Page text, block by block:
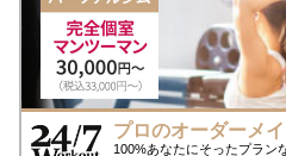
プロのオーダーメ
100%あなたにそったプラン